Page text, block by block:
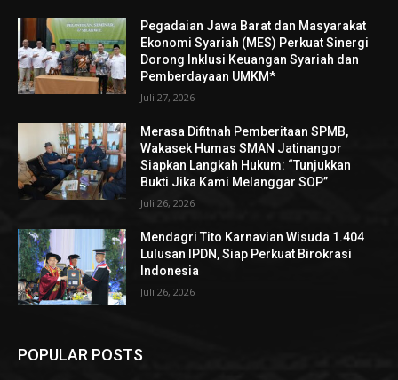
Pegadaian Jawa Barat dan Masyarakat
Ekonomi Syariah (MES) Perkuat Sinergi
Dorong Inklusi Keuangan Syariah dan
Pemberdayaan UMKM*
Juli 27, 2026
Merasa Difitnah Pemberitaan SPMB,
Wakasek Humas SMAN Jatinangor
Siapkan Langkah Hukum: “Tunjukkan
Bukti Jika Kami Melanggar SOP”
Juli 26, 2026
Mendagri Tito Karnavian Wisuda 1.404
Lulusan IPDN, Siap Perkuat Birokrasi
Indonesia
Juli 26, 2026
POPULAR POSTS